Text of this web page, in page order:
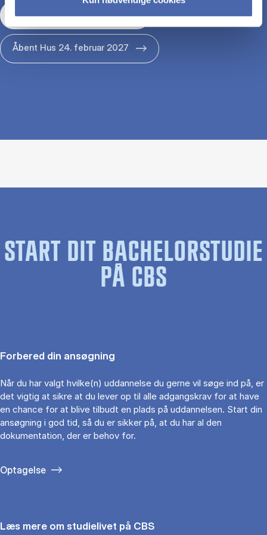
Åbent Hus 29. januar 2027
Åbent Hus 24. februar 2027
START DIT BACHELORSTUDIE
PÅ CBS
Forbered din ansøgning
Når du har valgt hvilke(n) uddannelse du gerne vil søge ind på, er
det vigtig at sikre at du lever op til alle adgangskrav for at have
en chance for at blive tilbudt en plads på uddannelsen. Start din
ansøgning i god tid, så du er sikker på, at du har al den
dokumentation, der er behov for.
Optagelse
Læs mere om studielivet på CBS